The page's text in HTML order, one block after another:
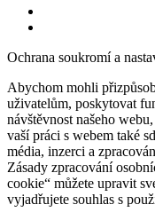
Ochrana soukromí a
Abychom mohli
uživatelům, poskytovat
návštěvnost našeho
vaší práci s webem také
média, inzerci a
Zásady zpracování
cookie“ můžete upravit
vyjadřujete souhlas s